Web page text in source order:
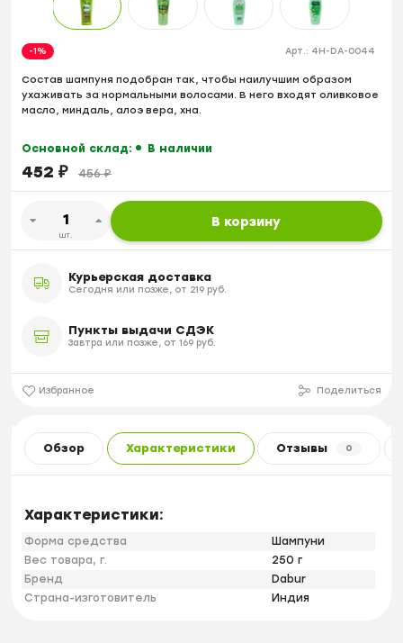
-1% Арт.: 4H-DA-0044
Состав шампуня подобран так, чтобы наилучшим образом
ухаживать за нормальными волосами. В него входят оливковое
масло, миндаль, алоэ вера, хна.
Основной склад: В наличии
452 ₽ 456₽
шт.
В корзину
Курьерская доставка
Сегодня или позже, от 219 руб.
Пункты выдачи СДЭК
Завтра или позже, от 169 руб.
Избранное Поделиться
Обзор Характеристики Отзывы 0
Характеристики:
Форма средства
Шампуни
Вес товара, г.
250 г
Бренд
Dabur
Страна-изготовитель
Индия